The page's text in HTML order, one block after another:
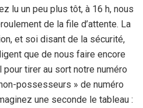
lu un peu plus tôt, à 16 h, nous
de la file d’attente. La
et soi disant de la sécurité,
que de nous faire encore
tirer au sort notre numéro
possesseurs » de numéro
une seconde le tableau :